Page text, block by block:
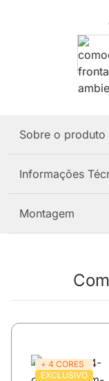
Sobre o produto
Informações
Montagem
+ 4 CORES
EXCLUSIVO